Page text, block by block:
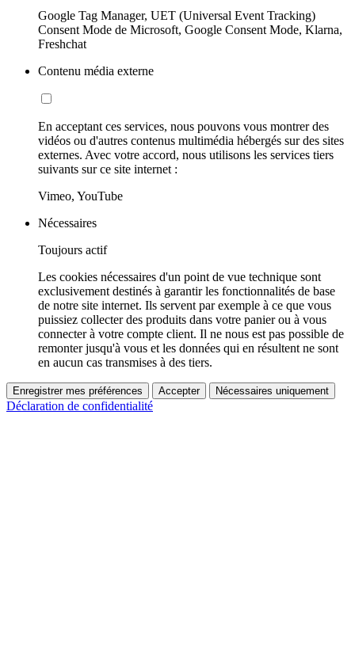
Google Tag Manager, UET (Universal Event Tracking)
Consent Mode de Microsoft, Google Consent Mode, Klarna,
Freshchat
Contenu média externe
En acceptant ces services, nous pouvons vous montrer des
vidéos ou d'autres contenus multimédia hébergés sur des sites
externes. Avec votre accord, nous utilisons les services tiers
suivants sur ce site internet :
Vimeo, YouTube
Nécessaires
Toujours actif
Les cookies nécessaires d'un point de vue technique sont
exclusivement destinés à garantir les fonctionnalités de base
de notre site internet. Ils servent par exemple à ce que vous
puissiez collecter des produits dans votre panier ou à vous
connecter à votre compte client. Il ne nous est pas possible de
remonter jusqu'à vous et les données qui en résultent ne sont
en aucun cas transmises à des tiers.
Enregistrer mes préférences Accepter Nécessaires uniquement
Déclaration de confidentialité